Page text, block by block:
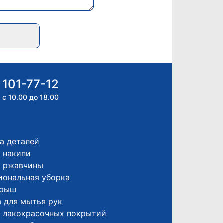
77-12
с 10.00 до 18.00
деталей
накипи
ржавчины
уборка
для мытья рук
лакокрасочных покрытий